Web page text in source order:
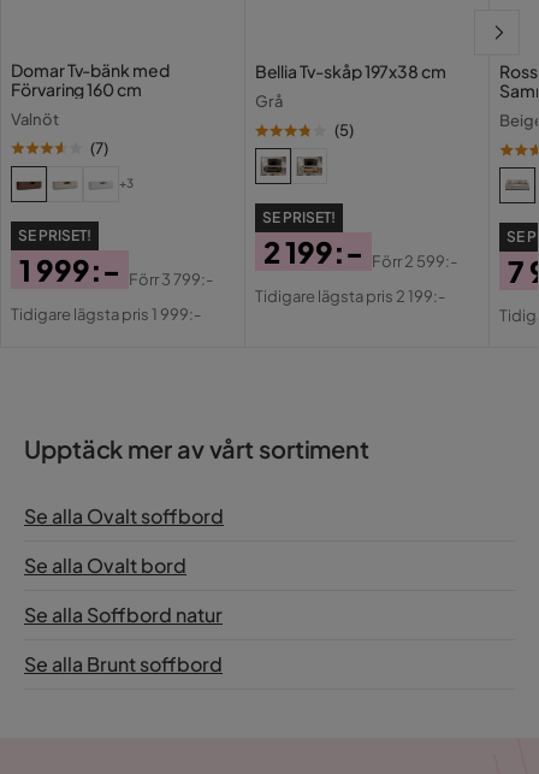
Domar Tv-bänk med
Förvaring 160 cm
Valnöt
(7)
+3
SE PRISET!
Pris
1 999:-
Original
Förr3 799:-
Tidigare lägsta pris 1 999:-
Bellia Tv-skåp 197x38 cm
Grå
(5)
SE PRISET!
Pris
2 199:-
Original
Förr2 599:-
Tidigare lägsta pris 2 199:-
SE
7
Upptäck mer av vårt sortiment
Se alla Ovalt soffbord
Se alla Ovalt bord
Se alla Soffbord natur
Se alla Brunt soffbord